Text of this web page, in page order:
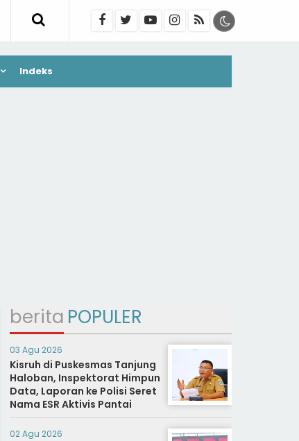
Indeks
berita POPULER
03 Agu 2026
Kisruh di Puskesmas Tanjung
Haloban, Inspektorat Himpun
Data, Laporan ke Polisi Seret
Nama ESR Aktivis Pantai
02 Agu 2026